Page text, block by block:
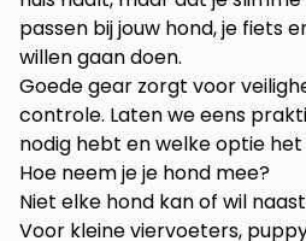
passen bij jouw hond, je fiets
willen gaan doen.
Goede gear zorgt voor
controle. Laten we eens
nodig hebt en welke optie
Hoe neem je je hond mee?
Niet elke hond kan of wil
Voor kleine viervoeters,